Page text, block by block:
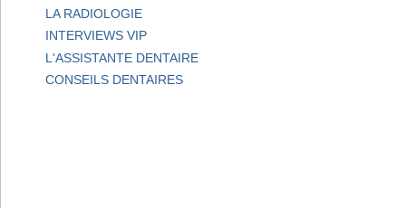
LA RADIOLOGIE
INTERVIEWS VIP
L'ASSISTANTE DENTAIRE
CONSEILS DENTAIRES